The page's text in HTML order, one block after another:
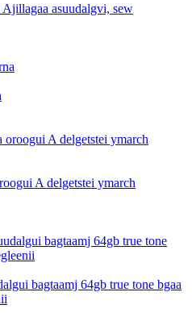
asuudalgvi, sew
A delgetstei ymarch
bagtaamj 64gb true tone bgaa